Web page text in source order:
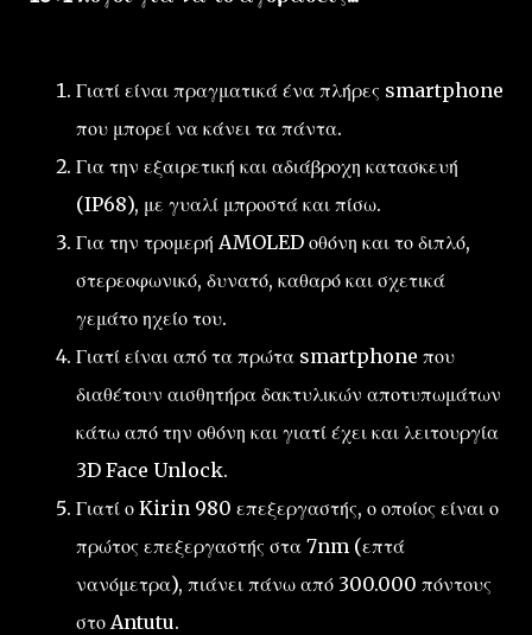
Γιατί είναι πραγματικά ένα πλήρες smartphone
που μπορεί να κάνει τα πάντα.
Για την εξαιρετική και αδιάβροχη κατασκευή
(IP68), με γυαλί μπροστά και πίσω.
Για την τρομερή AMOLED οθόνη και το διπλό,
στερεοφωνικό, δυνατό, καθαρό και σχετικά
γεμάτο ηχείο του.
Γιατί είναι από τα πρώτα smartphone που
διαθέτουν αισθητήρα δακτυλικών αποτυπωμάτων
κάτω από την οθόνη και γιατί έχει και λειτουργία
3D Face Unlock.
Γιατί ο Kirin 980 επεξεργαστής, ο οποίος είναι ο
πρώτος επεξεργαστής στα 7nm (επτά
νανόμετρα), πιάνει πάνω από 300.000 πόντους
στο Antutu.